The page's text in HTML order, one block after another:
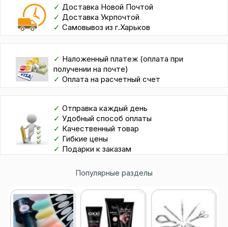
✓ Доставка Новой Почтой
✓ Доставка Укрпочтой
✓ Самовывоз из г.Харьков
✓ Наложенный платеж (оплата при
получении на почте)
✓ Оплата на расчетный счет
✓ Отправка каждый день
✓ Удобный способ оплаты
✓ Качественный товар
✓ Гибкие цены
✓ Подарки к заказам
Популярные разделы